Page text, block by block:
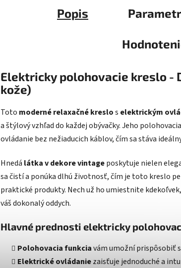
Popis
Elektricky polohovacie kreslo -
kože)
Toto moderné relaxačné kreslos elektrickým
a štýlový vzhľad do každej obývačky. Jeho
ovládanie bez nežiaducich káblov, čím sa stáva
Hnedá látka v dekore vintageposkytuje nielen
sa čistí a ponúka dlhú životnosť, čím je toto kreslo
praktické produkty. Nech už ho umiestnite
váš dokonalý oddych.
Hlavné prednosti elektricky
Polohovacia funkciavám umožní prispôsobiť
Elektrické ovládaniezaisťuje jednoduché a